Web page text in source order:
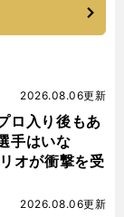
ロ入り後もあ
手はいな
オが衝撃を受
2026.08.06更新
2026.08.06更新